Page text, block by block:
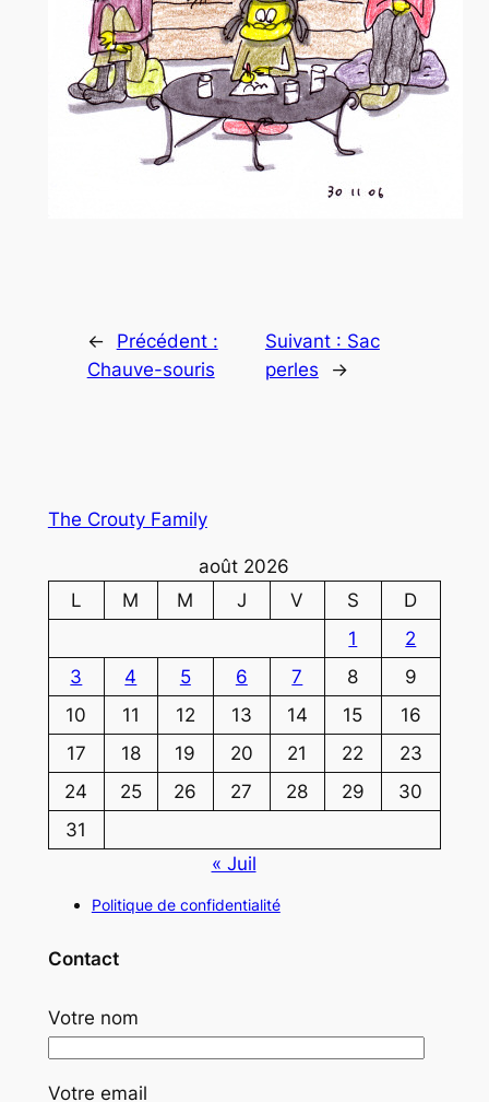
←
Précédent :
Chauve-souris
Suivant : Sac
perles
→
The Crouty Family
août 2026
L
M M J V S
D
1
2
3
4 5 6 7 8
9
10
11 12 13 14 15
16
17
18 19 20 21 22
23
24
25 26 27 28 29
30
31
« Juil
Politique de confidentialité
Contact
Votre nom
Votre email